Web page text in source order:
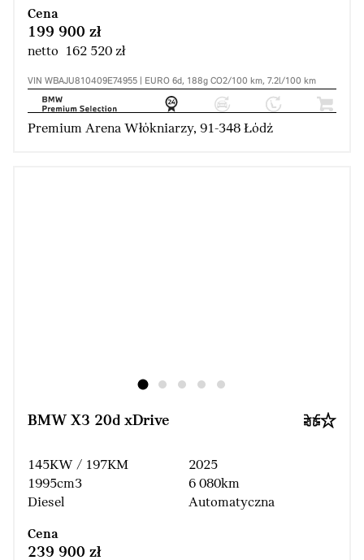
Cena
199 900 zł
netto 162 520 zł
VIN WBAJU810409E74955 | EURO 6d, 188g CO2/100 km, 7.2l/100 km
Premium Arena Włókniarzy, 91-348 Łódź
BMW X3 20d xDrive
145KW / 197KM
1995cm3
Diesel
2025
6 080km
Automatyczna
Cena
239 900 zł